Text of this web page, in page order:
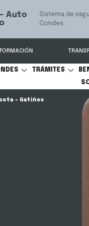
Sistema de
Condes.
TRÁMITES
– Gatiños